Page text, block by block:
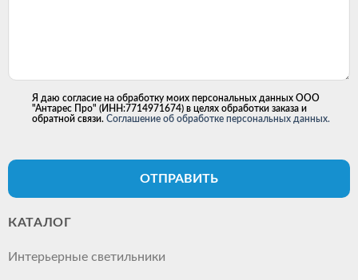
Я даю согласие на обработку моих персональных данных ООО
"Антарес Про" (ИНН:7714971674) в целях обработки заказа и
обратной связи. Соглашение об обработке персональных данных.
ОТПРАВИТЬ
КАТАЛОГ
Интерьерные светильники